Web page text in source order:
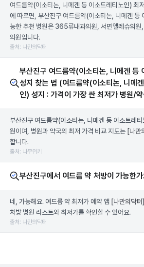
여드름약(이소티논, 니메겐 등 이소트레티노인) 최
에 따르면, 부산진구 여드름약(이소티논, 니메겐 등
능한 추천 병원은 365류내과의원, 서면엘레슈의원
의원입니다.
출처: 나만의닥터
부산진구 여드름약(이소티논, 니메겐 등
성지 찾는 법 (여드름약(이소티논, 니메
인) 성지 : 가격이 가장 싼 최저가 병원/
부산진구 여드름약(이소티논, 니메겐 등 이소트레
원이며, 병원과 약국의 최저 가격 비교 지도는 [나만
합니다.
출처: 나무위키
부산진구에서 여드름 약 처방이 가능한
네, 가능해요. 여드름 약 최저가 예약 앱 [나만의닥터]
처방 병원 리스트와 최저가를 확인할 수 있어요.
출처: 나만의닥터